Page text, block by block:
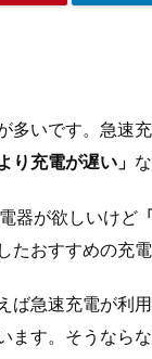
多いです。急速
り充電が遅い」
器が欲しいけど
おすすめの充電
ば急速充電が利
ます。そうなら